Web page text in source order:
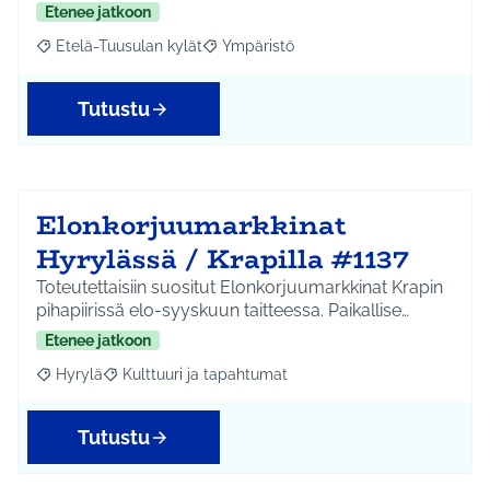
Etenee jatkoon
Rajaa tulokset aihepiirin mukaan: Etelä-Tuusulan kylät
Etelä-Tuusulan kylät Rajaa tulokset teeman mukaan:
Ympäristö
Tutustu
Elonkorjuumarkkinat
Hyrylässä / Krapilla #1137
Toteutettaisiin suositut Elonkorjuumarkkinat Krapin
pihapiirissä elo-syyskuun taitteessa. Paikallise…
Etenee jatkoon
Rajaa tulokset aihepiirin mukaan: Hyrylä
Hyrylä Rajaa tulokset teeman mukaan: Kulttuuri ja
Kulttuuri ja tapahtumat
Tutustu